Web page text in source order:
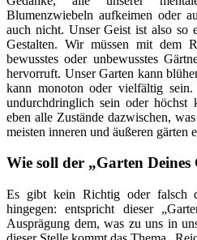
Blumenzwiebeln aufkeimen oder
auch nicht. Unser Geist ist also so
Gestalten. Wir müssen mit dem
bewusstes oder unbewusstes
hervorruft. Unser Garten kann
kann monoton oder vielfältig
undurchdringlich sein oder höchst
eben alle Zustände dazwischen,
meisten inneren und äußeren gärten
Wie soll der „Garten Deines
Es gibt kein Richtig oder falsch
hingegen: entspricht dieser
Ausprägung dem, was zu uns in